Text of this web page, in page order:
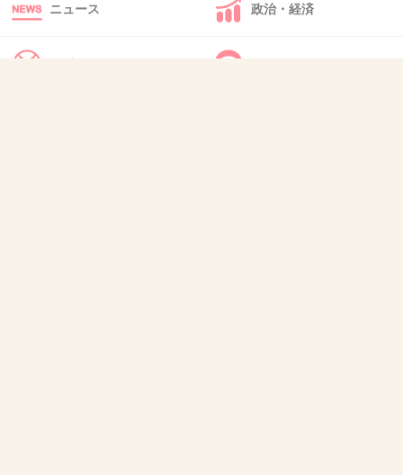
42. 匿名 2019/12/17(火) 11:03:33
ニュース 政治・経済